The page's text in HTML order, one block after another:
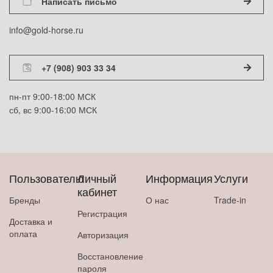
info@gold-horse.ru
+7 (908) 903 33 34
пн-пт 9:00-18:00 МСК
сб, вс 9:00-16:00 МСК
Пользователю
Бренды
Доставка и
оплата
Личный
кабинет
Регистрация
Авторизация
Восстановление
пароля
Информация
О нас
Услуги
Trade-in